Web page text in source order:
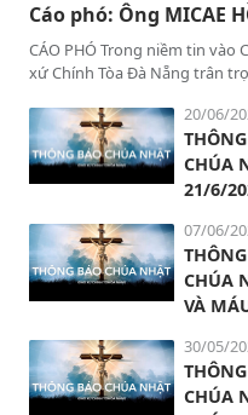
Cáo phó: Ông MICAE
CÁO PHÓ Trong niềm tin vào
xứ Chính Tòa Đà Nẵng trân
20/06/
CHÚA
21/6/
07/06/
CHÚA
VÀ
30/05/
CHÚA